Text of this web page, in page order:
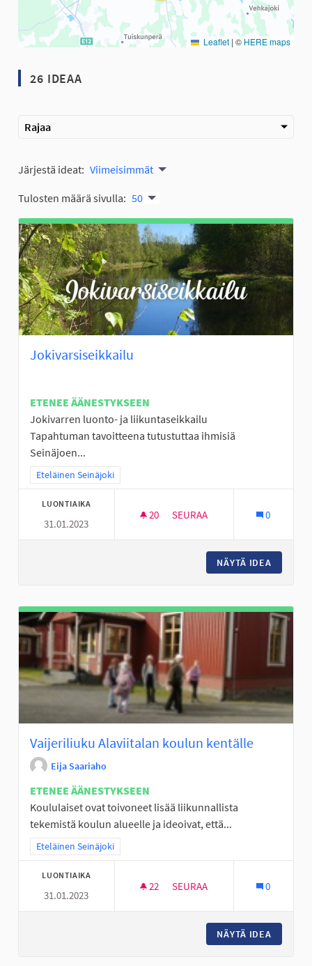
Leaflet | © HERE maps
26 IDEAA
Rajaa
Järjestä ideat: Viimeisimmät
Tulosten määrä sivulla: 50
Jokivarsiseikkailu
ETENEE ÄÄNESTYKSEEN
Jokivarren luonto- ja liikuntaseikkailu
Tapahtuman tavoitteena tutustuttaa ihmisiä
Seinäjoen...
Rajaa tulokset teeman mukaan: Eteläinen Seinäjoki
Eteläinen Seinäjoki
LUONTIAIKA
31.01.2023
20 20 SEURAAJAA
SEURAA 0
NÄYTÄ IDEA
Vaijeriliuku Alaviitalan koulun kentälle
Eija Saariaho
ETENEE ÄÄNESTYKSEEN
Koululaiset ovat toivoneet lisää liikunnallista
tekemistä koulun alueelle ja ideoivat, että...
Rajaa tulokset teeman mukaan: Eteläinen Seinäjoki
Eteläinen Seinäjoki
LUONTIAIKA
31.01.2023
22 22 SEURAAJAA
SEURAA 0
NÄYTÄ IDEA